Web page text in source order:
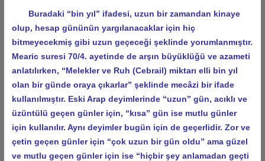
Buradaki “bin yıl” ifadesi, uzun bir zamandan kinaye
olup, hesap gününün yargılanacaklar için hiç
bitmeyecekmiş gibi uzun geçeceği şeklinde yorumlanmıştır.
Mearic suresi 70/4. ayetinde de arşın büyüklüğü ve azameti
anlatılırken, “Melekler ve Ruh (Cebrail) miktarı elli bin yıl
olan bir günde oraya çıkarlar” şeklinde mecâzi bir ifade
kullanılmıştır. Eski Arap deyimlerinde “uzun” gün, acıklı ve
üzüntülü geçen günler için, “kısa” gün ise mutlu günler
için kullanılır. Aynı deyimler bugün için de geçerlidir. Zor ve
çetin geçen günler için “çok uzun bir gün oldu” ama güzel
ve mutlu geçen günler için ise “hiçbir şey anlamadan geçti